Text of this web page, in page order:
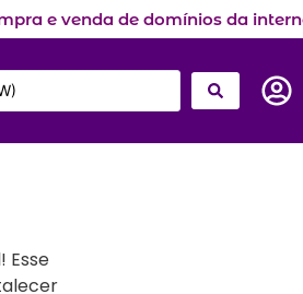
e venda de domínios da
Esse